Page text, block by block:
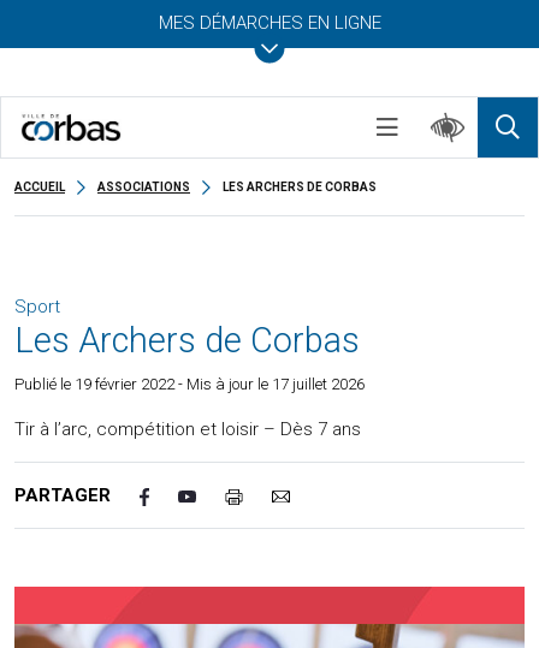
MES DÉMARCHES EN LIGNE
ACCUEIL ASSOCIATIONS LES ARCHERS DE CORBAS
Sport
Les Archers de Corbas
Publié le 19 février 2022- Mis à jour le 17 juillet 2026
Tir à l’arc, compétition et loisir – Dès 7 ans
PARTAGER